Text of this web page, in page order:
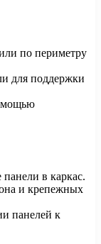
по периметру
для поддержки
в каркас.
и крепежных
панелей к